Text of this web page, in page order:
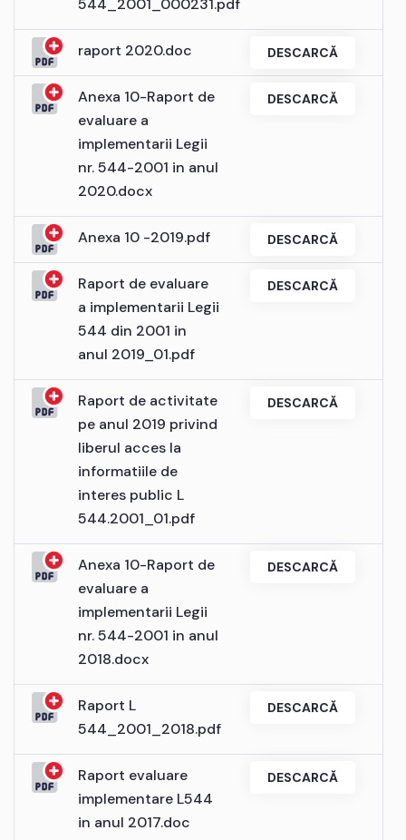
raport 2020.doc DESCARCĂ
Anexa 10-Raport de
evaluare a
implementarii Legii
nr. 544-2001 in anul
2020.docx
DESCARCĂ
Anexa 10 -2019.pdf DESCARCĂ
Raport de evaluare
a implementarii Legii
544 din 2001 in
anul 2019_01.pdf
DESCARCĂ
Raport de activitate
pe anul 2019 privind
liberul acces la
informatiile de
interes public L
544.2001_01.pdf
DESCARCĂ
Anexa 10-Raport de
evaluare a
implementarii Legii
nr. 544-2001 in anul
2018.docx
DESCARCĂ
Raport L
544_2001_2018.pdf
DESCARCĂ
Raport evaluare
implementare L544
in anul 2017.doc
DESCARCĂ